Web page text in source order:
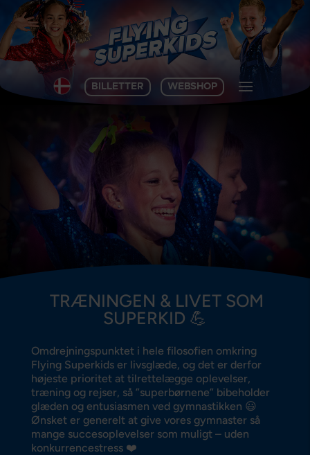
BILLETTER WEBSHOP
TRÆNINGEN & LIVET SOM
SUPERKID 💪
Omdrejningspunktet i hele filosofien omkring
Flying Superkids er livsglæde, og det er derfor
højeste prioritet at tilrettelægge oplevelser,
træning og rejser, så ”superbørnene” bibeholder
glæden og entusiasmen ved gymnastikken 😃
Ønsket er generelt at give vores gymnaster så
mange succesoplevelser som muligt – uden
konkurrencestress ❤️